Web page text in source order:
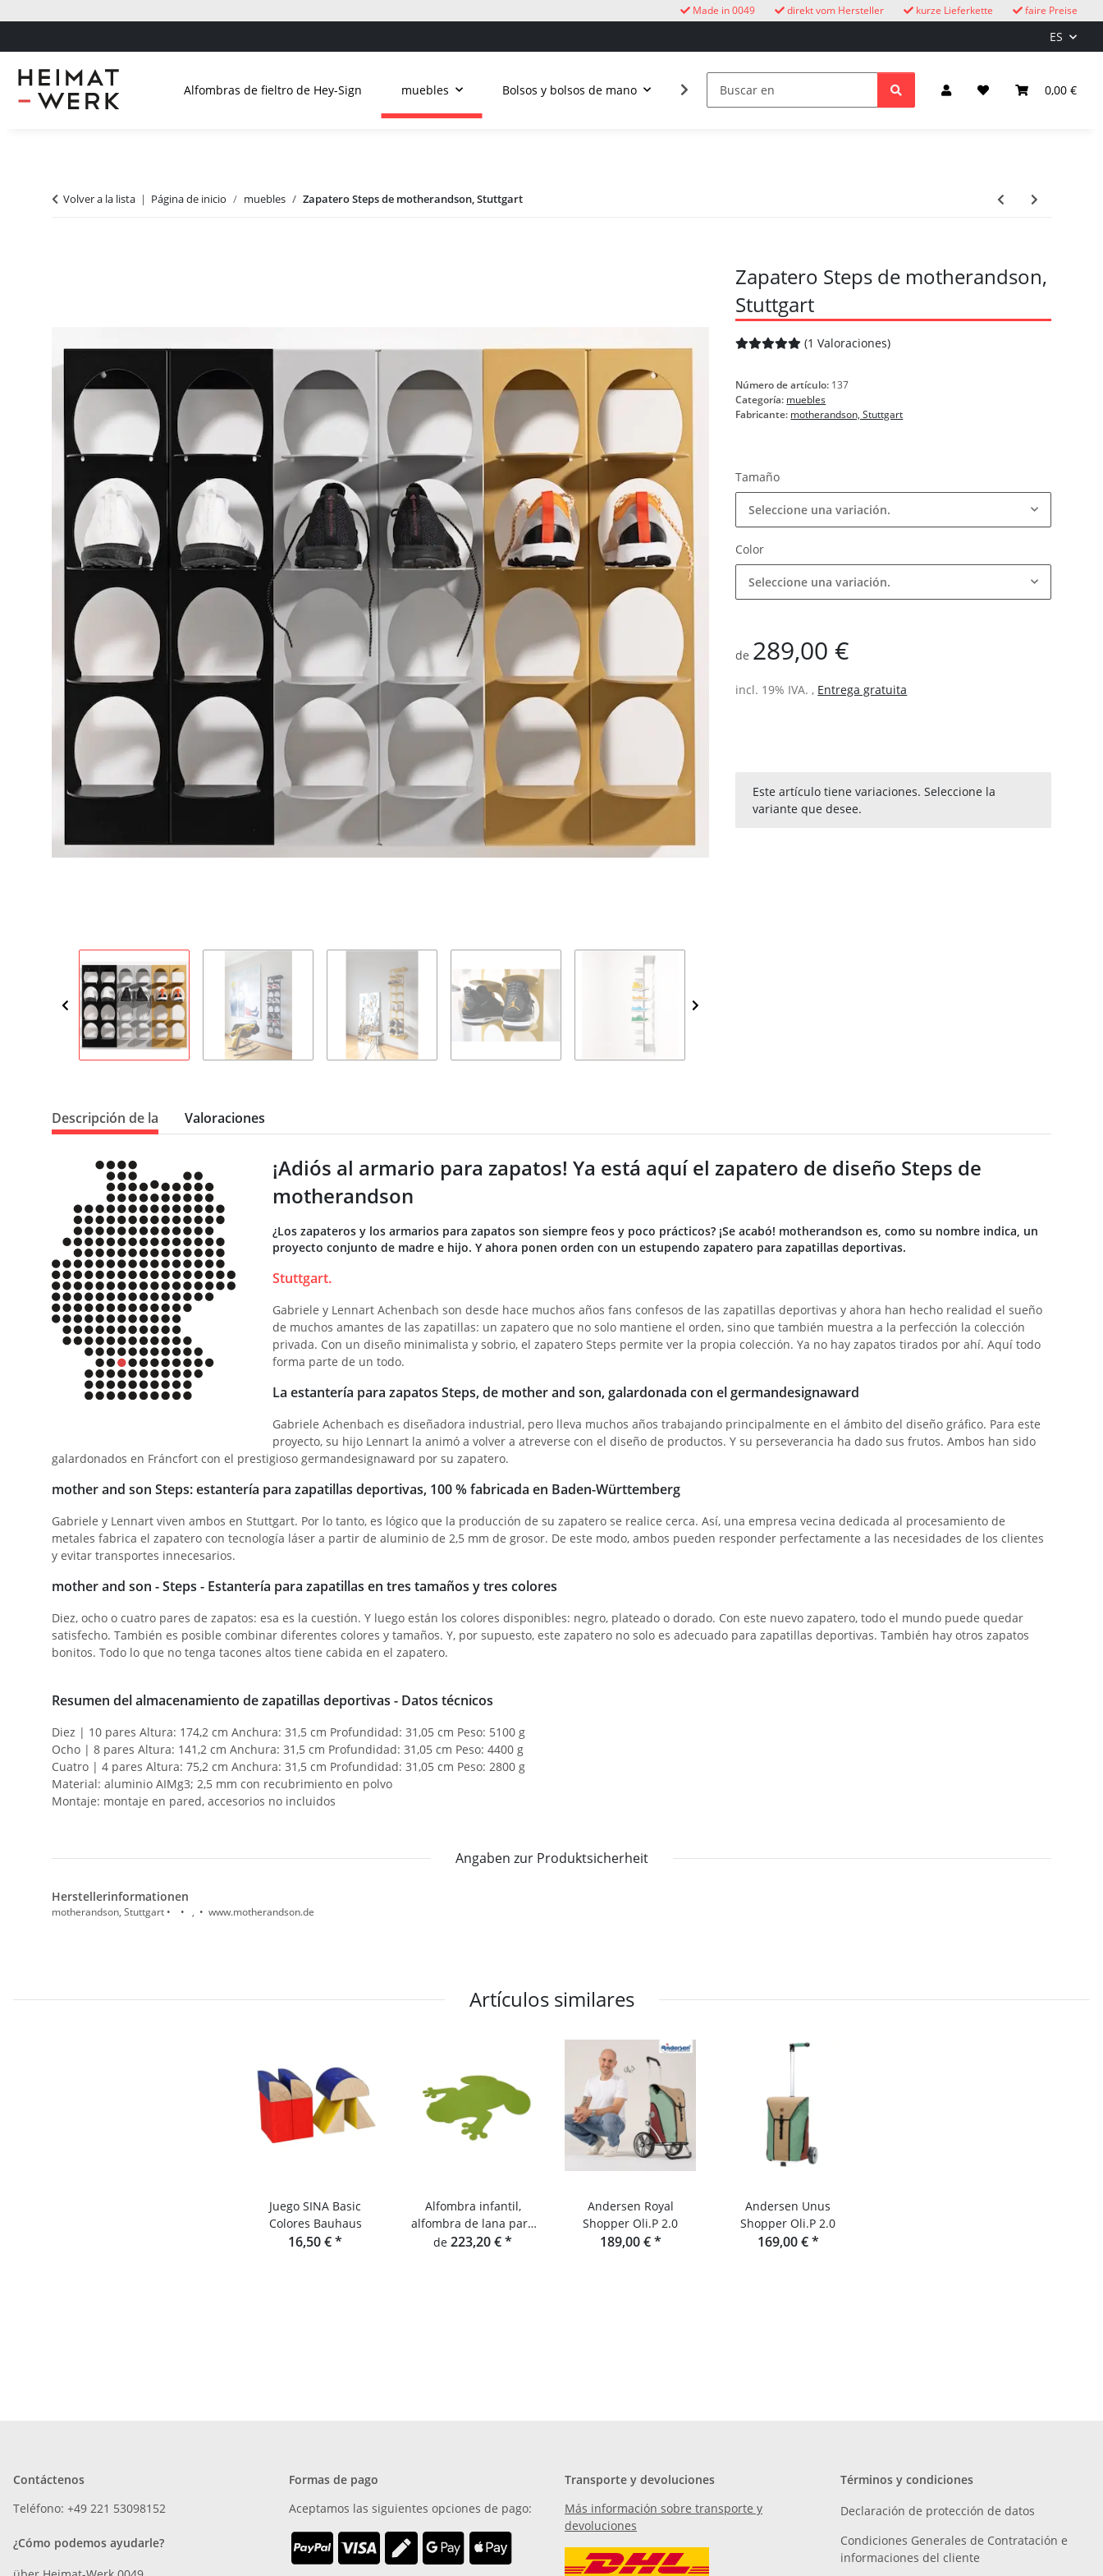
faire Preise
kurze Lieferkette
direkt vom Hersteller
Made in 0049
ES
0,00 €
Alfombras de fieltro de Hey-Sign muebles Bolsos y bolsos de mano Vida al aire libre Relojes de cuco niños Iluminación y
Volver a la lista Página de inicio muebles Zapatero Steps de motherandson, Stuttgart
Zapatero Steps de motherandson,
Stuttgart
(1 Valoraciones)
Número de artículo: 137
Categoría: muebles
Fabricante: motherandson, Stuttgart
Tamaño
Seleccione una variación.
Color
Seleccione una variación.
de 289,00 €
incl. 19% IVA. , Entrega gratuita
x
Este artículo tiene variaciones. Seleccione la
variante que desee.
Descripción de la Valoraciones
¡Adiós al armario para zapatos! Ya está aquí el zapatero de diseño Steps de
motherandson
¿Los zapateros y los armarios para zapatos son siempre feos y poco prácticos? ¡Se acabó! motherandson es, como su nombre indica, un
proyecto conjunto de madre e hijo. Y ahora ponen orden con un estupendo zapatero para zapatillas deportivas.
Stuttgart.
Gabriele y Lennart Achenbach son desde hace muchos años fans confesos de las zapatillas deportivas y ahora han hecho realidad el sueño
de muchos amantes de las zapatillas: un zapatero que no solo mantiene el orden, sino que también muestra a la perfección la colección
privada. Con un diseño minimalista y sobrio, el zapatero Steps permite ver la propia colección. Ya no hay zapatos tirados por ahí. Aquí todo
forma parte de un todo.
La estantería para zapatos Steps, de mother and son, galardonada con el germandesignaward
Gabriele Achenbach es diseñadora industrial, pero lleva muchos años trabajando principalmente en el ámbito del diseño gráfico. Para este
proyecto, su hijo Lennart la animó a volver a atreverse con el diseño de productos. Y su perseverancia ha dado sus frutos. Ambos han sido
galardonados en Fráncfort con el prestigioso germandesignaward por su zapatero.
mother and son Steps: estantería para zapatillas deportivas, 100 % fabricada en Baden-Württemberg
Gabriele y Lennart viven ambos en Stuttgart. Por lo tanto, es lógico que la producción de su zapatero se realice cerca. Así, una empresa vecina dedicada al procesamiento de
metales fabrica el zapatero con tecnología láser a partir de aluminio de 2,5 mm de grosor. De este modo, ambos pueden responder perfectamente a las necesidades de los clientes
y evitar transportes innecesarios.
mother and son - Steps - Estantería para zapatillas en tres tamaños y tres colores
Diez, ocho o cuatro pares de zapatos: esa es la cuestión. Y luego están los colores disponibles: negro, plateado o dorado. Con este nuevo zapatero, todo el mundo puede quedar
satisfecho. También es posible combinar diferentes colores y tamaños. Y, por supuesto, este zapatero no solo es adecuado para zapatillas deportivas. También hay otros zapatos
bonitos. Todo lo que no tenga tacones altos tiene cabida en el zapatero.
Resumen del almacenamiento de zapatillas deportivas - Datos técnicos
Diez | 10 pares Altura: 174,2 cm Anchura: 31,5 cm Profundidad: 31,05 cm Peso: 5100 g
Ocho | 8 pares Altura: 141,2 cm Anchura: 31,5 cm Profundidad: 31,05 cm Peso: 4400 g
Cuatro | 4 pares Altura: 75,2 cm Anchura: 31,5 cm Profundidad: 31,05 cm Peso: 2800 g
Material: aluminio AIMg3; 2,5 mm con recubrimiento en polvo
Montaje: montaje en pared, accesorios no incluidos
Angaben zur Produktsicherheit
Herstellerinformationen
motherandson, Stuttgart • • , • www.motherandson.de
Artículos similares
Juego SINA Basic
Colores Bauhaus
16,50 €*
Alfombra infantil,
alfombra de lana para
habitación infantil, Hey-
de 223,20 €*
Andersen Royal
Shopper Oli.P 2.0
189,00 €*
Andersen Unus
Shopper Oli.P 2.0
169,00 €*
Contáctenos
Teléfono: +49 221 53098152
¿Cómo podemos ayudarle?
Formas de pago
Aceptamos las siguientes opciones de pago:
Transporte y devoluciones
Más información sobre transporte y
devoluciones
Términos y condiciones
Declaración de protección de datos
Condiciones Generales de Contratación e
informaciones del cliente